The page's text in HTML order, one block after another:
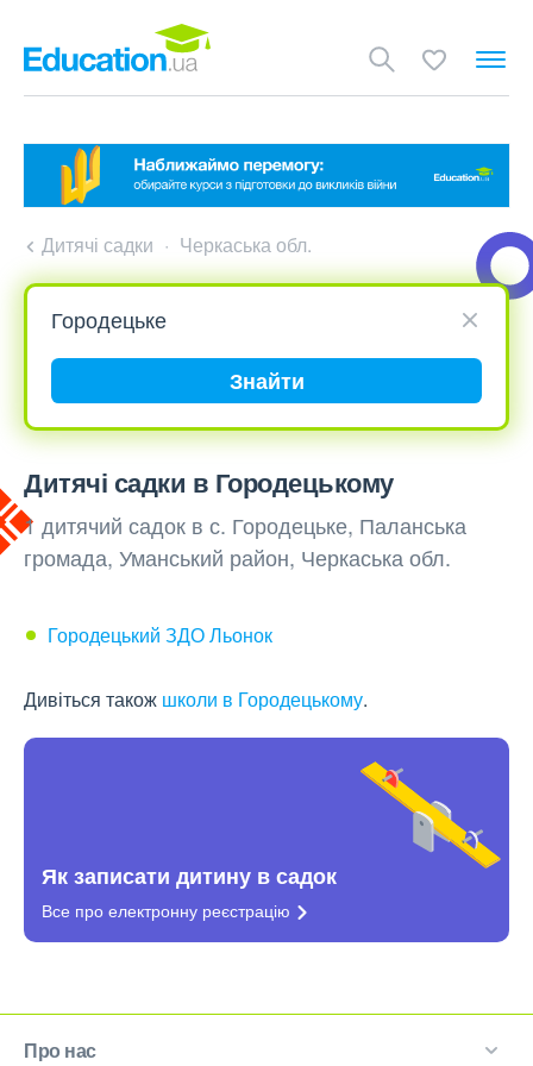
Дитячі садки Черкаська обл.
Знайти
Дитячі садки в Городецькому
1 дитячий садок в с. Городецьке, Паланська
громада, Уманський район, Черкаська обл.
Городецький ЗДО Льонок
Дивіться також школи в Городецькому.
Як записати дитину в садок
Все про електронну реєстрацію
Про нас